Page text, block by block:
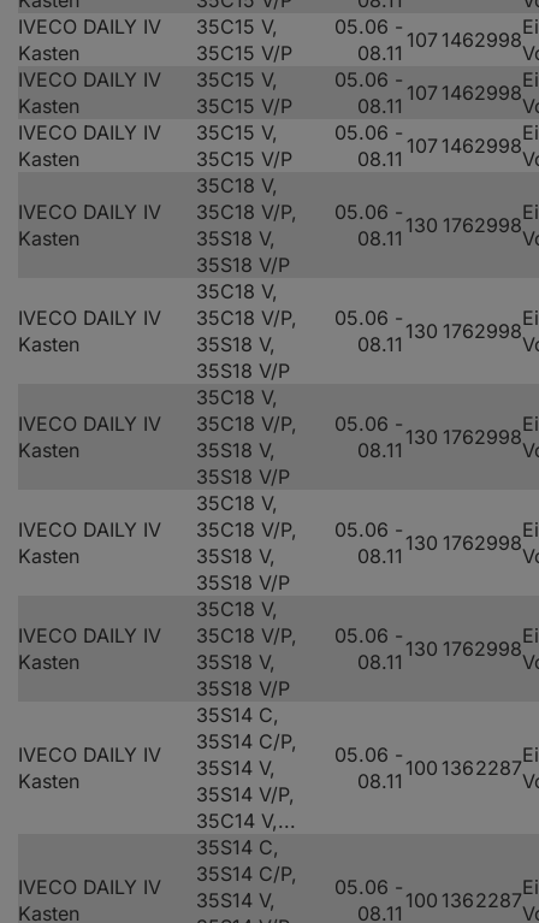
IVECO DAILY IV
Kasten
35C15 V,
35C15 V/P
05.06 -
08.11
107 1462998
IVECO DAILY IV
Kasten
35C15 V,
35C15 V/P
05.06 -
08.11
107 1462998
IVECO DAILY IV
Kasten
35C15 V,
35C15 V/P
05.06 -
08.11
107 1462998
IVECO DAILY IV
Kasten
35C18 V,
35C18 V/P,
35S18 V,
35S18 V/P
05.06 -
08.11
130 1762998
IVECO DAILY IV
Kasten
35C18 V,
35C18 V/P,
35S18 V,
35S18 V/P
05.06 -
08.11
130 1762998
IVECO DAILY IV
Kasten
35C18 V,
35C18 V/P,
35S18 V,
35S18 V/P
05.06 -
08.11
130 1762998
IVECO DAILY IV
Kasten
35C18 V,
35C18 V/P,
35S18 V,
35S18 V/P
05.06 -
08.11
130 1762998
IVECO DAILY IV
Kasten
35C18 V,
35C18 V/P,
35S18 V,
35S18 V/P
05.06 -
08.11
130 1762998
IVECO DAILY IV
Kasten
35S14 C,
35S14 C/P,
35S14 V,
35S14 V/P,
35C14 V,...
05.06 -
08.11
100 1362287
IVECO DAILY IV
Kasten
35S14 C,
35S14 C/P,
35S14 V,
05.06 -
08.11
100 1362287